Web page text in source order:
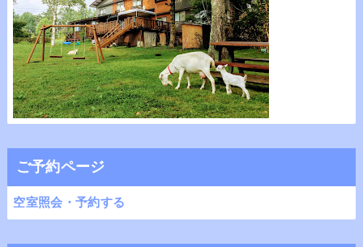
ご予約ページ
空室照会・予約する